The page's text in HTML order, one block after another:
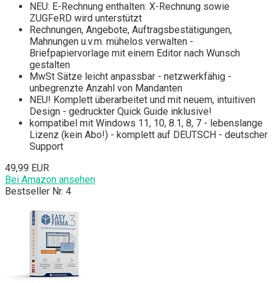
NEU: E-Rechnung enthalten: X-Rechnung sowie
ZUGFeRD wird unterstützt
Rechnungen, Angebote, Auftragsbestätigungen,
Mahnungen u.v.m. mühelos verwalten -
Briefpapiervorlage mit einem Editor nach Wunsch
gestalten
MwSt Sätze leicht anpassbar - netzwerkfähig -
unbegrenzte Anzahl von Mandanten
NEU! Komplett überarbeitet und mit neuem, intuitiven
Design - gedruckter Quick Guide inklusive!
kompatibel mit Windows 11, 10, 8.1, 8, 7 - lebenslange
Lizenz (kein Abo!) - komplett auf DEUTSCH - deutscher
Support
49,99 EUR
Bei Amazon ansehen
Bestseller Nr. 4